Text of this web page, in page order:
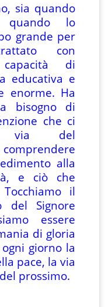
sia quando
lo
grande per
con
di
educativa e
enorme. Ha
bisogno di
che ci
via del
alla
e ciò che
il
del Signore
essere
di gloria
giorno la
pace, la via
prossimo.